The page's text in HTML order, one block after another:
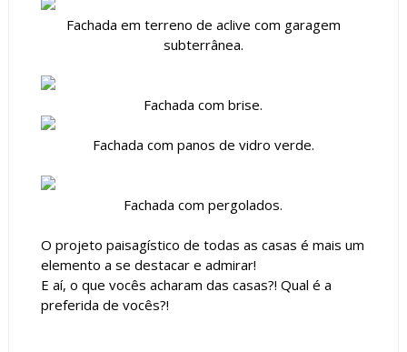
Fachada em terreno de aclive com garagem
subterrânea.
Fachada com brise.
Fachada com panos de vidro verde.
Fachada com pergolados.
O projeto paisagístico de todas as casas é mais um
elemento a se destacar e admirar!
E aí, o que vocês acharam das casas?! Qual é a
preferida de vocês?!